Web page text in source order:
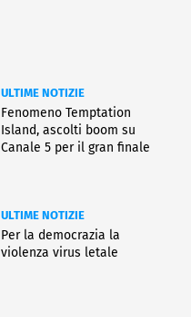
ULTIME NOTIZIE
Fenomeno Temptation
Island, ascolti boom su
Canale 5 per il gran finale
ULTIME NOTIZIE
Per la democrazia la
violenza virus letale